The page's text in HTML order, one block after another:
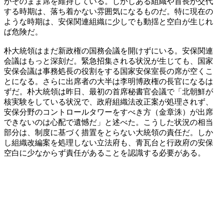
する時期は、落ち着かない雰囲気になるものだ。特に現在の
ような時期は、安保関連組織に少しでも動揺と空白が生じれ
ば危険だ。
朴大統領はまだ新政権の国務会議を開けずにいる。安保関連
会議はもっと深刻だ。緊急招集される状況が生じても、国家
安保会議は事務処長の役割をする国家安保室長の席が空くこ
とになる。さらに出席者の大半は李明博政権の長官になるは
ずだ。朴大統領は昨日、最初の首席秘書官会議で「北朝鮮が
核実験をしている状況で、政府組織法改正案が処理されず、
安保分野のコントロールタワーをすべき方（金章洙）が出席
できないのは心配で遺憾だ」と述べた。こうした状況の相当
部分は、制度に基づく措置をとらない大統領の責任だ。しか
し組織改編案を処理しない立法府も、青瓦台と行政府の安保
空白に少なからず責任があることを認識する必要がある。